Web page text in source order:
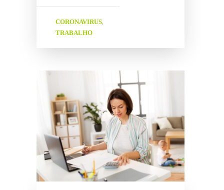
CORONAVIRUS,
TRABALHO